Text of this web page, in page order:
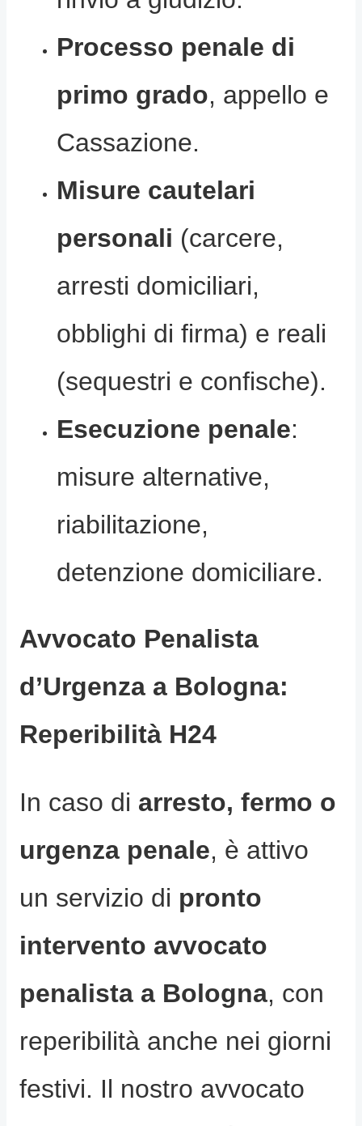
Processo penale di
primo grado, appello e
Cassazione.
Misure cautelari
personali (carcere,
arresti domiciliari,
obblighi di firma) e reali
(sequestri e confische).
Esecuzione penale:
misure alternative,
riabilitazione,
detenzione domiciliare.
Avvocato Penalista
d’Urgenza a Bologna:
Reperibilità H24
In caso di arresto, fermo o
urgenza penale, è attivo
un servizio di pronto
intervento avvocato
penalista a Bologna, con
reperibilità anche nei giorni
festivi. Il nostro avvocato